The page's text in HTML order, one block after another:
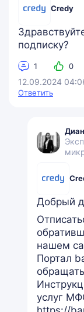
Credy
подписку?
1 0
12.09.2024
Ответить
Добрый
нашем
Портал
услуг